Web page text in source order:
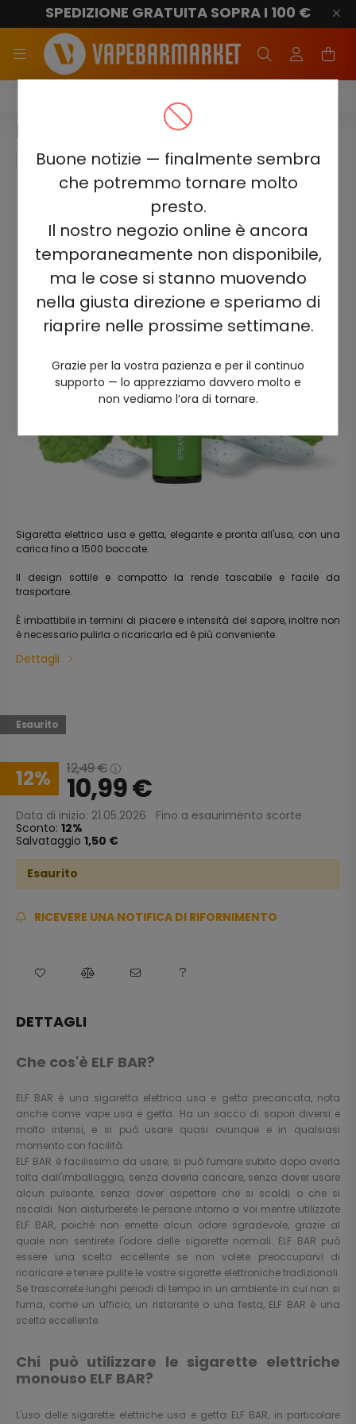
Buone notizie — finalmente sembra
che potremmo tornare molto
presto.
Il nostro negozio online è ancora
temporaneamente non disponibile,
ma le cose si stanno muovendo
nella giusta direzione e speriamo di
riaprire nelle prossime settimane.
Grazie per la vostra pazienza e per il continuo
supporto — lo apprezziamo davvero molto e
non vediamo l’ora di tornare.
SPEDIZIONE GRATUITA SOPRA I 100 €
ELF BAR 1500
ELF BAR 1500 - SPEARMINT 2%
Sigaretta elettrica usa e getta, elegante e pronta all'uso, con una
carica fino a 1500 boccate.
Il design sottile e compatto la rende tascabile e facile da
trasportare.
È imbattibile in termini di piacere e intensità del sapore, inoltre non
è necessario pulirla o ricaricarla ed è più conveniente.
Dettagli
Esaurito
12 12,49€
10,99€
Data di inizio: 21.05.2026
Fino a esaurimento scorte
Sconto: 12
Salvataggio 1,50 €
Esaurito
RICEVERE UNA NOTIFICA DI RIFORNIMENTO
DETTAGLI
Che cos'è ELF BAR?
ELF BAR è una sigaretta elettrica usa e getta precaricata, nota
anche come vape usa e getta. Ha un sacco di sapori diversi e
molto intensi, e si può usare quasi ovunque e in qualsiasi
momento con facilità.
ELF BAR è facilissima da usare, si può fumare subito dopo averla
tolta dall'imballaggio, senza doverla caricare, senza dover usare
alcun pulsante, senza dover aspettare che si scaldi o che si
riscaldi. Non disturberete le persone intorno a voi mentre utilizzate
ELF BAR, poiché non emette alcun odore sgradevole, grazie al
quale non sentirete l'odore delle sigarette normali. ELF BAR può
essere una scelta eccellente se non volete preoccuparvi di
ricaricare e tenere pulite le vostre sigarette elettroniche tradizionali.
Se trascorrete lunghi periodi di tempo in un ambiente in cui non si
fuma, come un ufficio, un ristorante o una festa, ELF BAR è una
scelta eccellente.
Chi può utilizzare le sigarette elettriche
monouso ELF BAR?
L'uso delle sigarette elettriche usa e getta ELF BAR, in particolare